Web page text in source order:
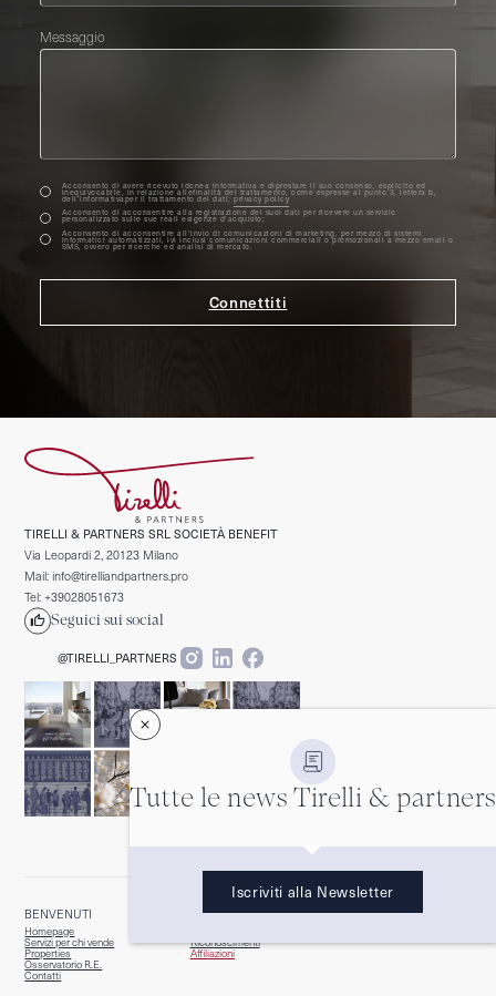
Messaggio
Acconsento di avere ricevuto idonea informativa e diprestare il suo consenso, esplicito ed
inequivocabile, in relazione allefinalità del trattamento, come espresse al punto 3, lettera b,
dell’informativaper il trattamento dei dati;privacy policy
Acconsento di acconsentire alla registrazione dei suoi dati per ricevere un servizio
personalizzato sulle sue reali esigenze d'acquisto;
Acconsento di acconsentire all’invio di comunicazioni di marketing, per mezzo di sistemi
informatici automatizzati, ivi inclusi comunicazioni commerciali o promozionali a mezzo email o
SMS, ovvero per ricerche ed analisi di mercato.
Tutte le news Tirelli & partners
Iscriviti alla Newsletter
TIRELLI & PARTNERS SRL SOCIETÀ BENEFIT
Via Leopardi 2, 20123 Milano
Mail: info@tirelliandpartners.pro
Tel: +39028051673
Seguici sui social
@TIRELLI_PARTNERS
BENVENUTI
Homepage
Servizi per chi vende
Properties
Osservatorio R.E.
Contatti
CHI SIAMO
Riconoscimenti
Affiliazioni